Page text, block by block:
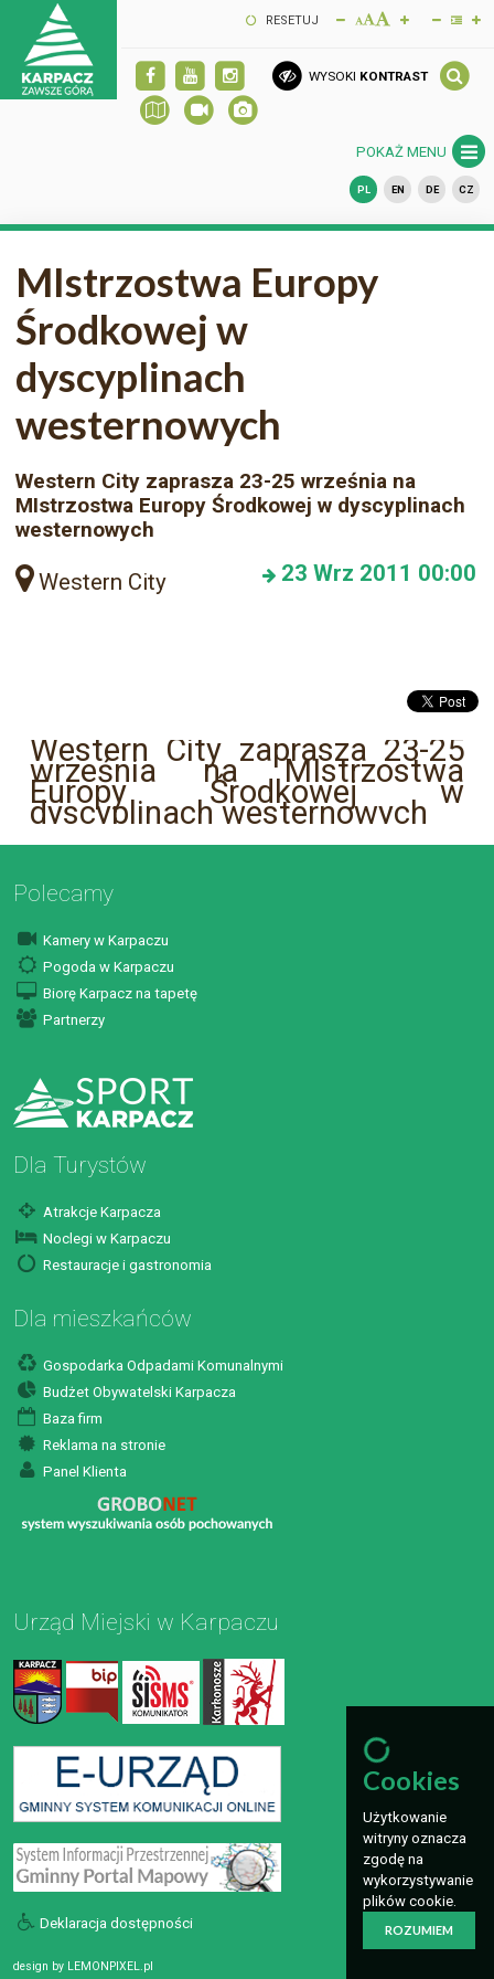
RESETUJ
WYSOKI KONTRAST
POKAŻ MENU
PL EN DE CZ
MIstrzostwa Europy
Środkowej w
dyscyplinach
westernowych
Western City zaprasza 23-25 września na
MIstrzostwa Europy Środkowej w dyscyplinach
westernowych
Western City 23 Wrz 2011 00:00
Western City zaprasza 23-25
września na MIstrzostwa
Europy Środkowej w
dyscyplinach westernowych
Polecamy
Kamery w Karpaczu
Pogoda w Karpaczu
Biorę Karpacz na tapetę
Partnerzy
Dla Turystów
Atrakcje Karpacza
Noclegi w Karpaczu
Restauracje i gastronomia
Dla mieszkańców
Gospodarka Odpadami Komunalnymi
Budżet Obywatelski Karpacza
Baza firm
Reklama na stronie
Panel Klienta
Urząd Miejski w Karpaczu
Deklaracja dostępności
design by LEMONPIXEL.pl
Cookies
Użytkowanie
witryny oznacza
zgodę na
wykorzystywanie
plików cookie.
ROZUMIEM